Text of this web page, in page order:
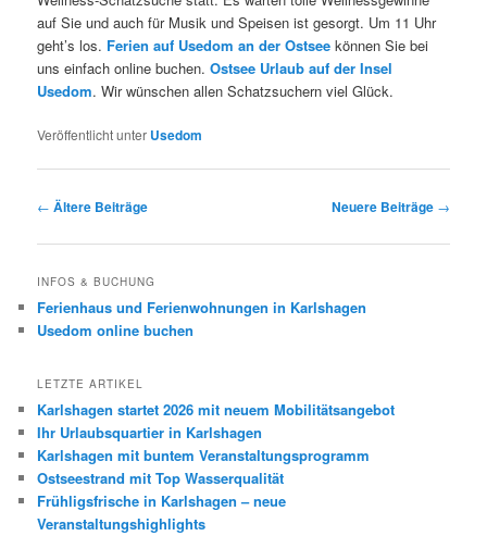
auf Sie und auch für Musik und Speisen ist gesorgt. Um 11 Uhr
geht’s los. Ferien auf Usedom an der Ostsee können Sie bei
uns einfach online buchen.Ostsee Urlaub auf der Insel
Usedom. Wir wünschen allen Schatzsuchern viel Glück.
Veröffentlicht unter Usedom
Beitrags-
← Ältere Beiträge Neuere Beiträge →
INFOS & BUCHUNG
Ferienhaus und Ferienwohnungen in Karlshagen
Usedom online buchen
LETZTE ARTIKEL
Karlshagen startet 2026 mit neuem Mobilitätsangebot
Ihr Urlaubsquartier in Karlshagen
Karlshagen mit buntem Veranstaltungsprogramm
Ostseestrand mit Top Wasserqualität
Frühligsfrische in Karlshagen – neue
Veranstaltungshighlights